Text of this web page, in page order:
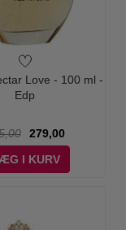
Love - 100 ml -
Edp
279,00
I KURV